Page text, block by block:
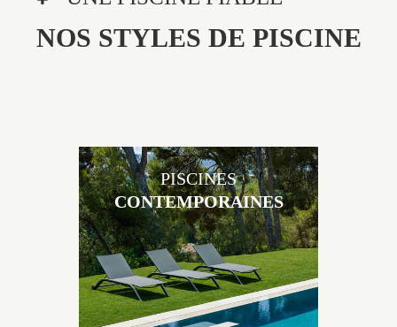
NOS STYLES DE PISCINE
Les piscines en béton contemporaines Jacques
Brens sont uniques grâce au large choix de
matériaux et de revêtements et les nombreuses
PISCINES
CONTEMPORAINES